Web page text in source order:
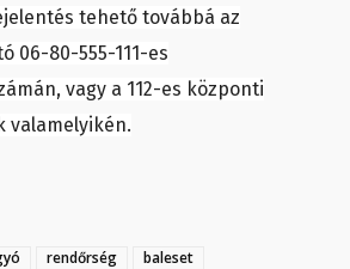
tehető továbbá az
06-80-555-111-es
vagy a 112-es központi
valamelyikén.
rendőrség baleset